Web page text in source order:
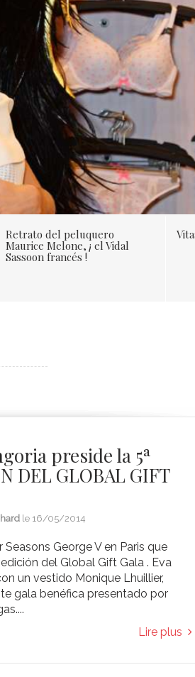
Retrato del peluquero
Maurice Melone, ¡ el Vidal
Sassoon francés !
preside la 5ª
DEL GLOBAL GIFT
le 16/05/2014
Seasons George V en Paris que
del Global Gift Gala . Eva
un vestido Monique Lhuillier,
gala benéfica presentado por
Lire plus